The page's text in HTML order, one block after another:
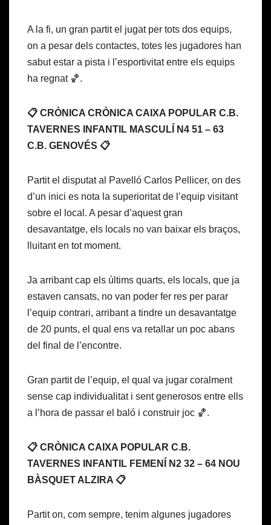
A la fi, un gran partit el jugat per tots dos equips,
on a pesar dels contactes, totes les jugadores han
sabut estar a pista i l’esportivitat entre els equips
ha regnat 🏀.
📋 CRÒNICA CRÒNICA CAIXA POPULAR C.B.
TAVERNES INFANTIL MASCULÍ N4 51 – 63
C.B. GENOVÉS 📋
Partit el disputat al Pavelló Carlos Pellicer, on des
d’un inici es nota la superioritat de l’equip visitant
sobre el local. A pesar d’aquest gran
desavantatge, els locals no van baixar els braços,
lluitant en tot moment.
Ja arribant cap els últims quarts, els locals, que ja
estaven cansats, no van poder fer res per parar
l’equip contrari, arribant a tindre un desavantatge
de 20 punts, el qual ens va retallar un poc abans
del final de l’encontre.
Gran partit de l’equip, el qual va jugar coralment
sense cap individualitat i sent generosos entre ells
a l’hora de passar el baló i construir joc 🏀.
📋 CRÒNICA CAIXA POPULAR C.B.
TAVERNES INFANTIL FEMENÍ N2 32 – 64 NOU
BÀSQUET ALZIRA 📋
Partit on, com sempre, tenim algunes jugadores